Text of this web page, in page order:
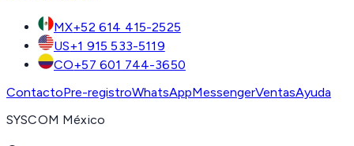
MX+52 614 415-2525
US+1 915 533-5119
CO+57 601 744-3650
ContactoPre-registroWhatsAppMessengerVentasAyuda
SYSCOM México